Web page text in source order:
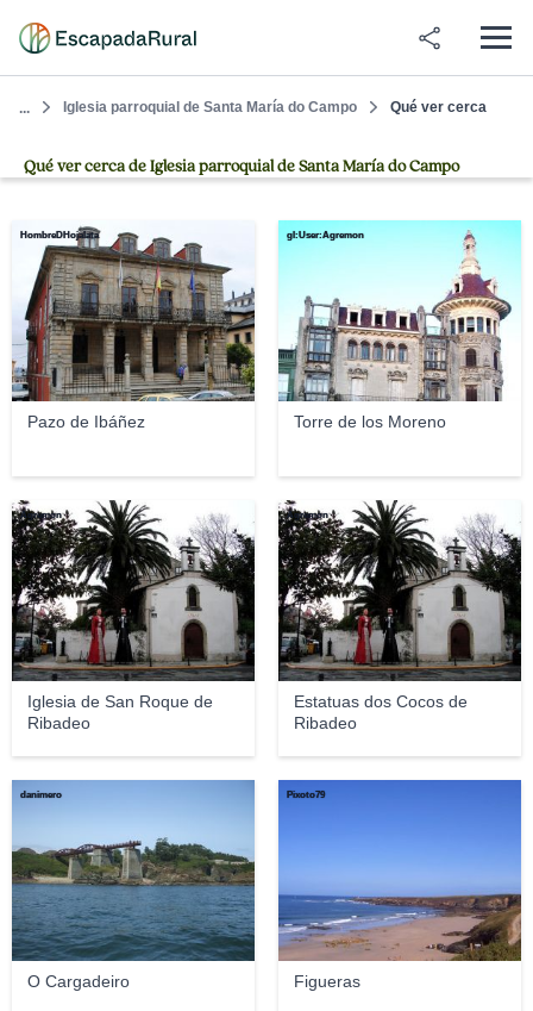
... Iglesia parroquial de Santa María do Campo Qué ver cerca
Qué ver cerca de Iglesia parroquial de Santa María do Campo
Pazo de Ibáñez
HombreDHojalata
Torre de los Moreno
gl:User:Agremon
Iglesia de San Roque de
Ribadeo
Agremon
Estatuas dos Cocos de
Ribadeo
Agremon
O Cargadeiro
danimero
Figueras
Pixoto79